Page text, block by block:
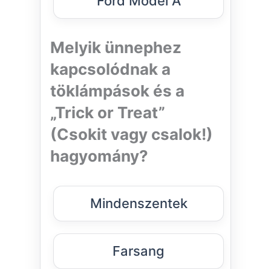
Melyik ünnephez
kapcsolódnak a
töklámpások és a
„Trick or Treat”
(Csokit vagy csalok!)
hagyomány?
Mindenszentek
Farsang